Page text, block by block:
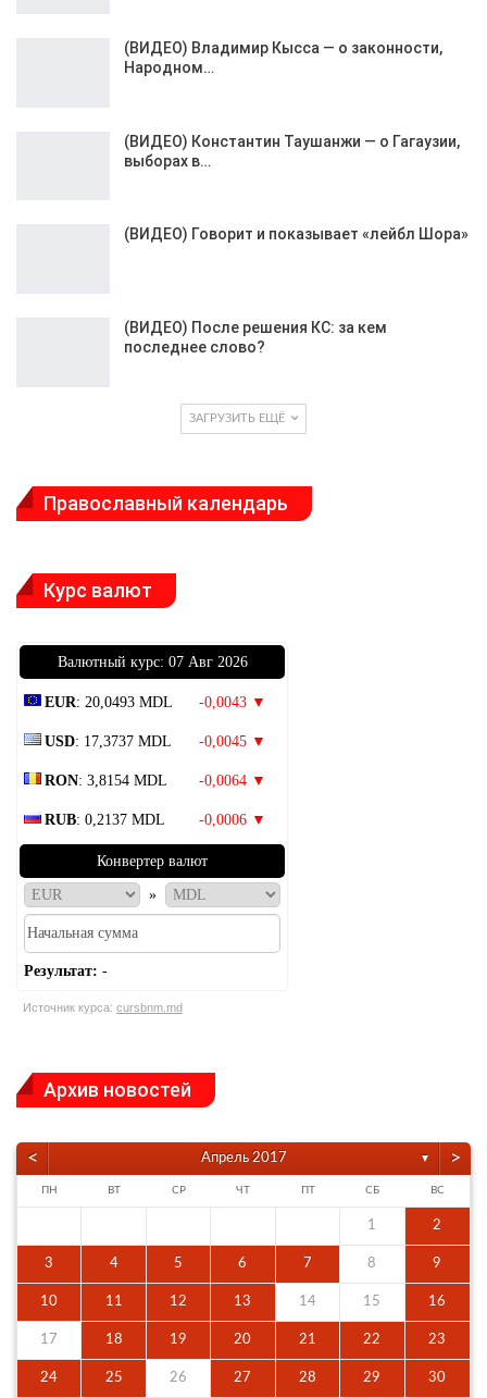
(ВИДЕО) Владимир Кысса — о законности,
Народном…
(ВИДЕО) Константин Таушанжи — о Гагаузии,
выборах в…
(ВИДЕО) Говорит и показывает «лейбл Шора»
(ВИДЕО) После решения КС: за кем
последнее слово?
ЗАГРУЗИТЬ ЕЩЁ
Православный календарь
Курс валют
Bалютный курс: 07 Авг 2026
EUR: 20,0493 MDL -0,0043 ▼
USD: 17,3737 MDL -0,0045 ▼
RON: 3,8154 MDL -0,0064 ▼
RUB: 0,2137 MDL -0,0006 ▼
Конвертер валют
»
Результат: -
Источник курса: cursbnm.md
Архив новостей
< Апрель 2017 ▼ >
ПН ВТ СР ЧТ ПТ СБ ВС
1 2
3 4 5 6 7 8 9
10 11 12 13 14 15 16
17 18 19 20 21 22 23
24 25 26 27 28 29 30